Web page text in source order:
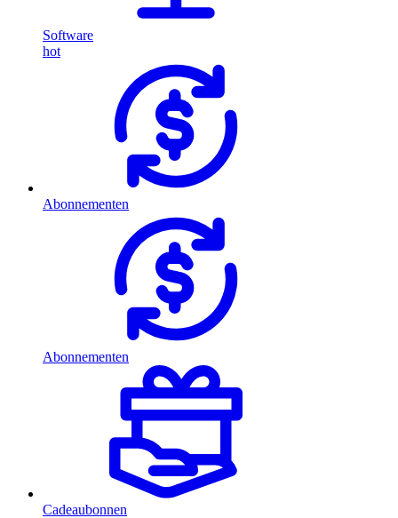
Software
hot
Abonnementen
Abonnementen
Cadeaubonnen